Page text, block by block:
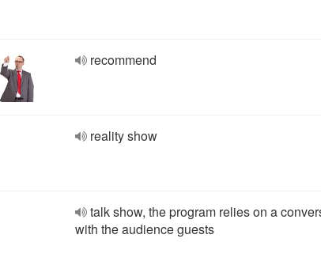
recommend
reality show
talk show, the program relies on a
with the audience guests